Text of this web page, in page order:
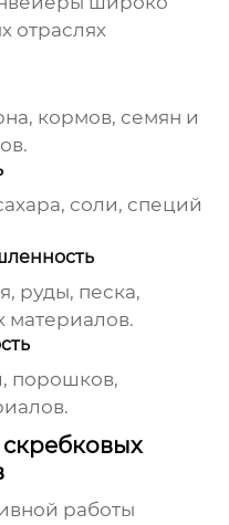
отраслях
кормов, семян и
соли, специй
руды, песка,
материалов.
порошков,
работы